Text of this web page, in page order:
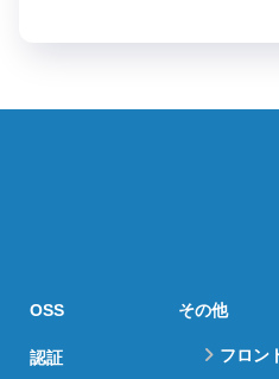
OSS
認証
その他
フロン